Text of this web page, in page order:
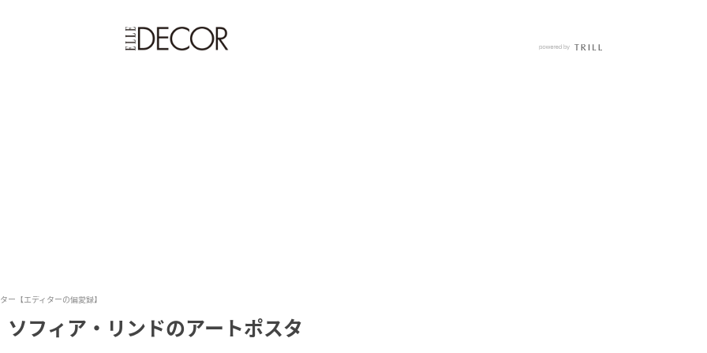
ー【エディターの偏愛録】
フィア・リンドのアートポスタ